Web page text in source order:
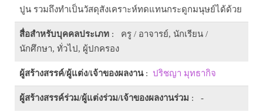
ปูน รวมถึงทำเป็นวัสดุสังเคราะห์ทดแทนกระดูกมนุษย์ได้ด้วย
สื่อสำหรับบุคคลประเภท : ครู / อาจารย์, นักเรียน /
นักศึกษา, ทั่วไป, ผู้ปกครอง
ผู้สร้างสรรค์/ผู้แต่ง/เจ้าของผลงาน: ปริชญา มุทธากิจ
ผู้สร้างสรรค์ร่วม/ผู้แต่งร่วม/เจ้าของผลงานร่วม : -